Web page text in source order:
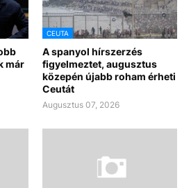
már
CEUTA
A spanyol hírszerzés
figyelmeztet, augusztus
közepén újabb roham érheti
Ceutát
Augusztus 07, 2026